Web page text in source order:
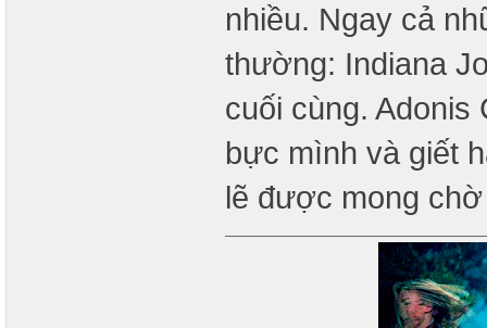
nhiều. Ngay cả
thường: Indiana
cuối cùng.
bực mình và giết
lẽ được mong